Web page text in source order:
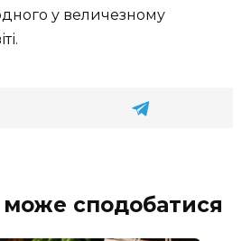
у величезному
сподобатися